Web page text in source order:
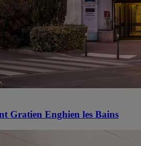
Gratien Enghien les Bains